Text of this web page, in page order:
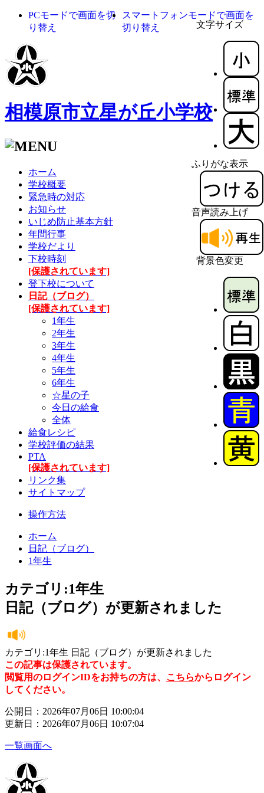
文字サイズ
ふりがな表示
音声読み上げ
背景色変更
PCモードで画面を切
り替え
スマートフォンモードで画面を
切り替え
相模原市立星が丘小学校
ホーム
学校概要
緊急時の対応
お知らせ
いじめ防止基本方針
年間行事
学校だより
下校時刻
[保護されています]
登下校について
日記（ブログ）
[保護されています]
1年生
2年生
3年生
4年生
5年生
6年生
☆星の子
今日の給食
全体
給食レシピ
学校評価の結果
PTA
[保護されています]
リンク集
サイトマップ
操作方法
ホーム
日記（ブログ）
1年生
カテゴリ:1年生
日記（ブログ）が更新されました
カテゴリ:1年生 日記（ブログ）が更新されました
この記事は保護されています。
閲覧用のログインIDをお持ちの方は、 こちらからログイン
してください。
公開日：2026年07月06日 10:00:04
更新日：2026年07月06日 10:07:04
一覧画面へ